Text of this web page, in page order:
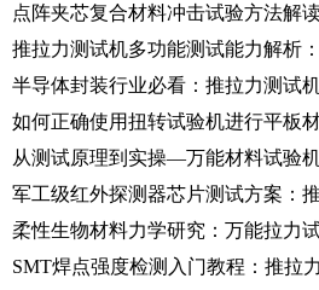
如何正确使用扭转试验机进行平板
SMT焊点强度检测入门教程：推拉